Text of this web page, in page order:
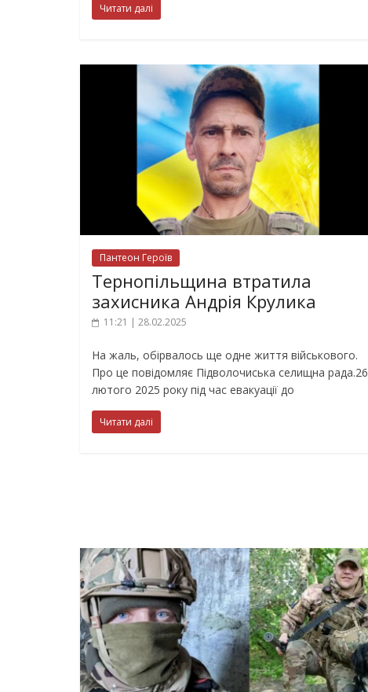
Читати далі
Пантеон Героїв
Тернопільщина втратила
захисника Андрія Крулика
11:21 | 28.02.2025
На жаль, обірвалось ще одне життя військового.
Про це повідомляє Підволочиська селищна рада.26
лютого 2025 року під час евакуації до
Читати далі